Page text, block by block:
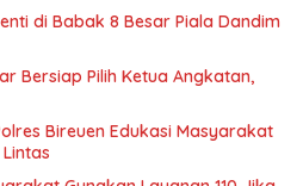
di Babak 8 Besar Piala Dandim
Bersiap Pilih Ketua Angkatan,
Bireuen Edukasi Masyarakat